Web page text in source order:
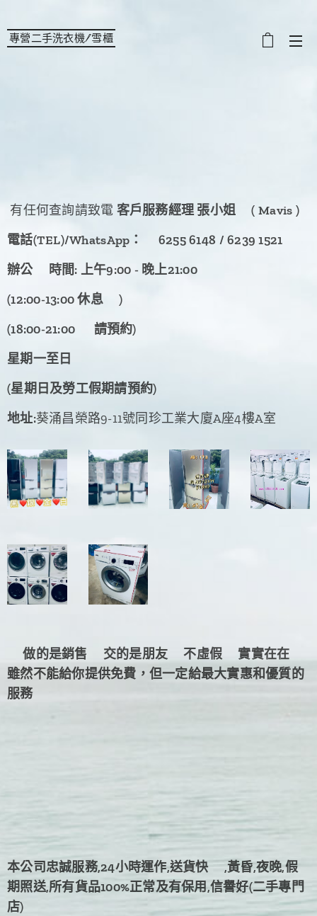
專營二手洗衣機/雪櫃
有任何查詢請致電 客戶服務經理張小姐 🙋‍♀️( Mavis )
電話(TEL)/WhatsApp：
6255 6148 / 6239 1521
辦公✍🏻 時間: 上午9:00 - 晚上21:00
(12:00-13:00 休息🍹)
(18:00-21:00
請預約)
星期一至日
(星期日及勞工假期請預約)
地址:葵涌昌榮路9-11號同珍工業大廈A座4樓A室
👉做的是銷售❤️交的是朋友❤️不虛假❤️實實在在❤️
雖然不能給你提供免費，但一定給最大實惠和優質的
服務❤️
本公司忠誠服務,24小時運作,送貨快🚛 ,黃昏,夜晚,假
期照送,所有貨品100%正常及有保用,信譽好(二手專門
店)